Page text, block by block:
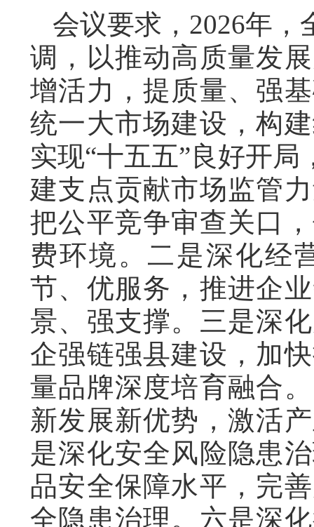
会议要求，2026年
调，以推动高质量发
增活力，提质量、强
统一大市场建设，构
实现“十五五”良好开
建支点贡献市场监管
把公平竞争审查关口
费环境。二是深化经
节、优服务，推进企
景、强支撑。三是深
企强链强县建设，加
量品牌深度培育融合
新发展新优势，激活
是深化安全风险隐患
品安全保障水平，完
全隐患治理。六是深